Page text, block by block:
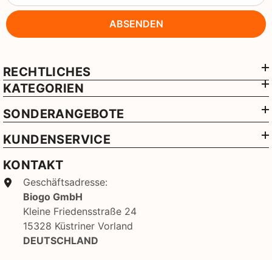
ABSENDEN
RECHTLICHES
KATEGORIEN
SONDERANGEBOTE
KUNDENSERVICE
KONTAKT
Geschäftsadresse:
Biogo GmbH
Kleine Friedensstraße 24
15328 Küstriner Vorland
DEUTSCHLAND